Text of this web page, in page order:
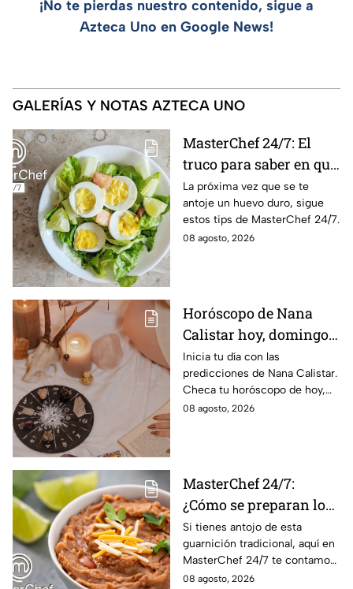
¡No te pierdas nuestro contenido, sigue a
Azteca Uno en Google News!
GALERÍAS Y NOTAS AZTECA UNO
MasterChef 24/7: El
truco para saber en qué
momento está listo un
huevo cocido
La próxima vez que se te
antoje un huevo duro, sigue
estos tips de MasterChef 24/7.
08 agosto, 2026
Horóscopo de Nana
Calistar hoy, domingo 9
de agosto: estos signos
tendrán ingresos extra
Inicia tu día con las
predicciones de Nana Calistar.
Checa tu horóscopo de hoy,
domingo 9 de agosto, y
08 agosto, 2026
MasterChef 24/7:
¿Cómo se preparan los
frijoles puercos estilo
Sonora?
Si tienes antojo de esta
guarnición tradicional, aquí en
MasterChef 24/7 te contamos
la receta.
08 agosto, 2026